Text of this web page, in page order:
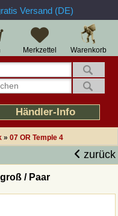
Versand (DE)
Warenkorb
Merkzettel
Händler-Info
» 07 OR Temple 4
zurück
/ Paar